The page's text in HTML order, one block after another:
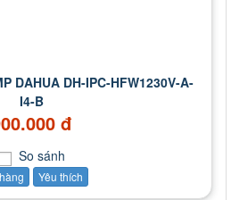
DAHUA DH-IPC-HFW1230V-A-
I4-B
đ
So sánh
Yêu thích